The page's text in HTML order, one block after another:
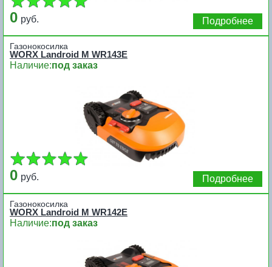
0 руб. Подробнее
Газонокосилка
WORX Landroid M WR143E
Наличие:под заказ
0 руб. Подробнее
Газонокосилка
WORX Landroid M WR142E
Наличие:под заказ